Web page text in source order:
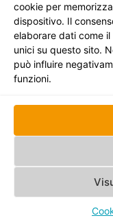
cookie per
dispositivo. Il
elaborare dati come
unici su questo sito.
può influire
funzioni.
© 2021 -
CF e P. IVA